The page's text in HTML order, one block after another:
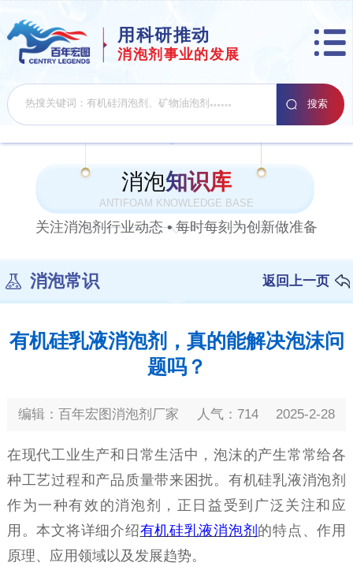
用科研推动
消泡剂事业的发展
消泡知识库
ANTIFOAM KNOWLEDGE BASE
关注消泡剂行业动态 • 每时每刻为创新做准备
消泡常识 返回上一页
有机硅乳液消泡剂，真的能解决泡沫问
题吗？
编辑：百年宏图消泡剂厂家 人气：714 2025-2-28
在现代工业生产和日常生活中，泡沫的产生常常给各
种工艺过程和产品质量带来困扰。有机硅乳液消泡剂
作为一种有效 的消泡剂，正日益受到广泛关注和应
用。本文将详细介绍有机硅乳液消泡剂 的特点、作用
原理、应用领域以及发展趋势。